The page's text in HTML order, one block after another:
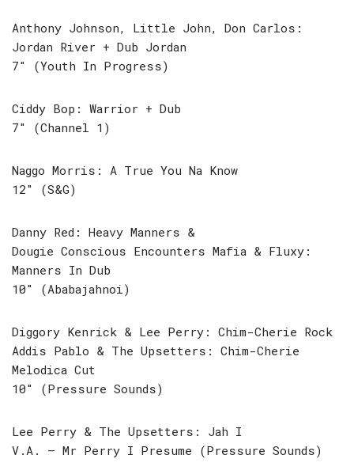
Anthony Johnson, Little John, Don Carlos:
Jordan River + Dub Jordan
7″ (Youth In Progress)
Ciddy Bop: Warrior + Dub
7″ (Channel 1)
Naggo Morris: A True You Na Know
12″ (S&G)
Danny Red: Heavy Manners &
Dougie Conscious Encounters Mafia & Fluxy:
Manners In Dub
10″ (Ababajahnoi)
Diggory Kenrick & Lee Perry: Chim-Cherie Rock
Addis Pablo & The Upsetters: Chim-Cherie
Melodica Cut
10″ (Pressure Sounds)
Lee Perry & The Upsetters: Jah I
V.A. – Mr Perry I Presume (Pressure Sounds)